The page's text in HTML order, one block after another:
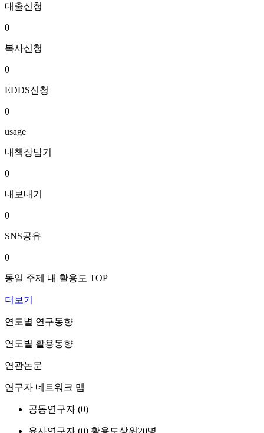
대출신청
0
복사신청
0
EDDS신청
0
usage
내책장담기
0
내보내기
0
SNS공유
0
동일 주제 내 활용도 TOP
더보기
연도별 연구동향
연도별 활용동향
연관논문
연구자 네트워크 맵
공동연구자 (0)
유사연구자 (0) 활용도상위20명